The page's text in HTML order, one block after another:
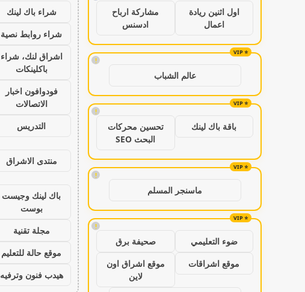
اول اثنين ريادة
اعمال
مشاركة ارباح
ادسنس
!
عالم الشباب
!
باقة باك لينك
تحسين محركات
البحث SEO
!
ماسنجر المسلم
!
ضوء التعليمي
صحيفة برق
موقع اشراقات
موقع اشراق اون
لاين
شراء باك لينك
شراء روابط نصية
اشراق لنك، شراء
باكلينكات
فودوافون اخبار
الاتصالات
التدريس
منتدى الاشراق
باك لينك وجيست
بوست
مجلة تقنية
موقع حالة للتعليم
هيدب فنون وترفيه